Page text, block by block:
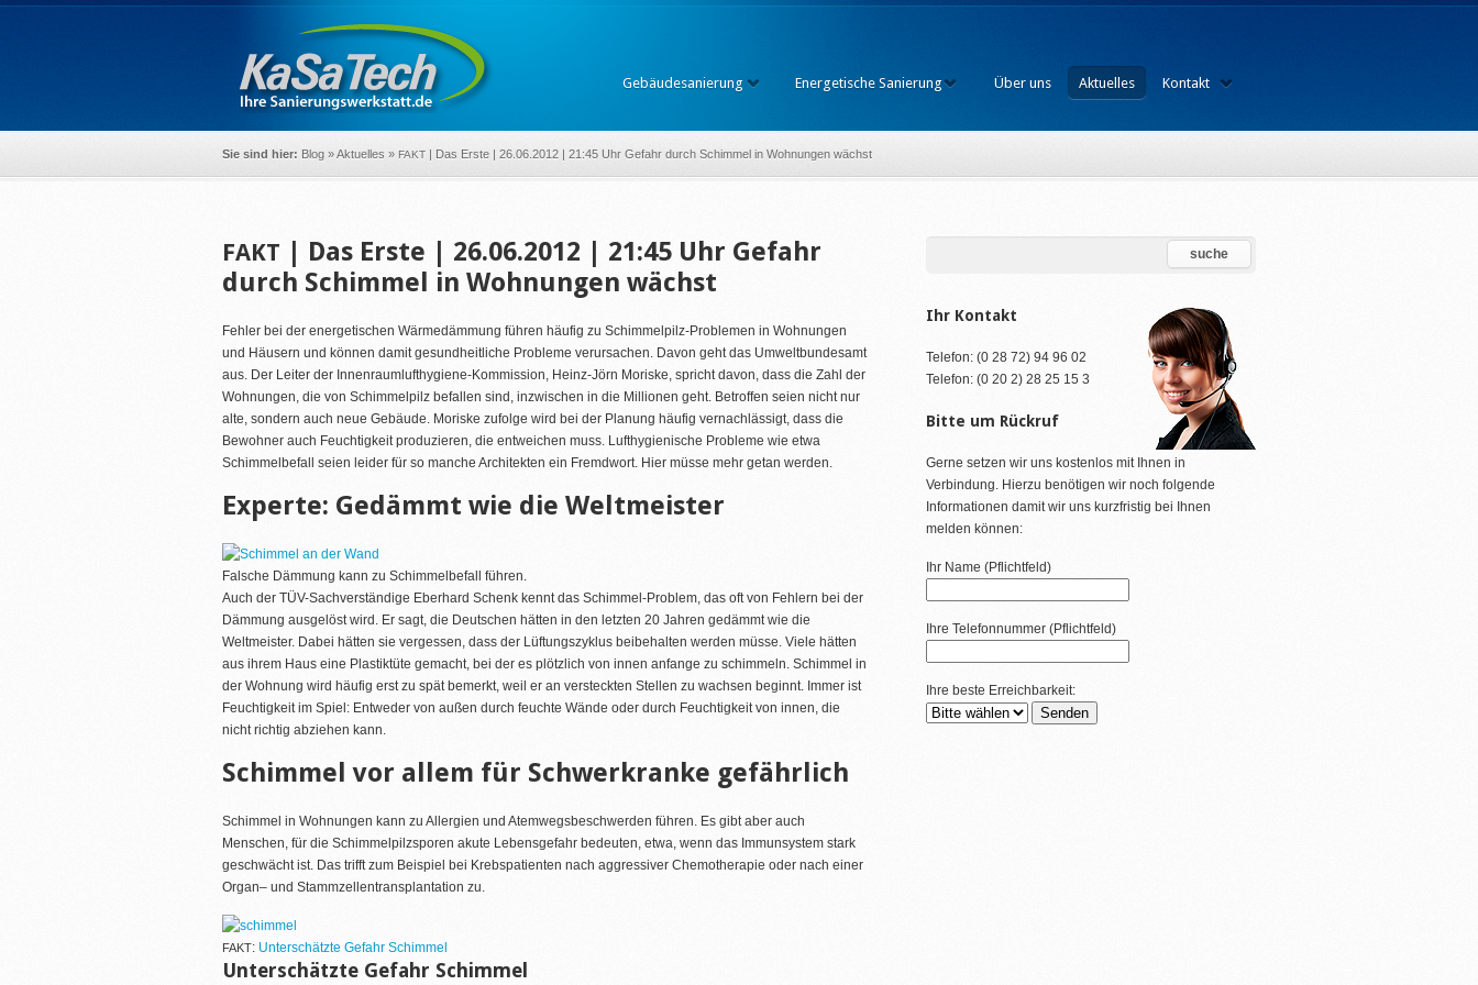
Gebäudesanierung Energetische Sanierung Über uns Aktuelles Kontakt
Sie sind hier: Blog »Aktuelles » FAKT | Das Erste | 26.06.2012 | 21:45 Uhr Gefahr durch Schimmel in Wohnungen wächst
FAKT | Das Erste | 26.06.2012 | 21:45 Uhr Gefahr
durch Schimmel in Wohnungen wächst
Fehler bei der energetischen Wärmedämmung führen häufig zu Schimmelpilz-Problemen in Wohnungen
und Häusern und können damit gesundheitliche Probleme verursachen. Davon geht das Umweltbundesamt
aus. Der Leiter der Innenraumlufthygiene-Kommission, Heinz-Jörn Moriske, spricht davon, dass die Zahl der
Wohnungen, die von Schimmelpilz befallen sind, inzwischen in die Millionen geht. Betroffen seien nicht nur
alte, sondern auch neue Gebäude. Moriske zufolge wird bei der Planung häufig vernachlässigt, dass die
Bewohner auch Feuchtigkeit produzieren, die entweichen muss. Lufthygienische Probleme wie etwa
Schimmelbefall seien leider für so manche Architekten ein Fremdwort. Hier müsse mehr getan werden.
Experte: Gedämmt wie die Weltmeister
Falsche Dämmung kann zu Schimmelbefall führen.
Auch der TÜV-Sachverständige Eberhard Schenk kennt das Schimmel-Problem, das oft von Fehlern bei der
Dämmung ausgelöst wird. Er sagt, die Deutschen hätten in den letzten 20 Jahren gedämmt wie die
Weltmeister. Dabei hätten sie vergessen, dass der Lüftungszyklus beibehalten werden müsse. Viele hätten
aus ihrem Haus eine Plastiktüte gemacht, bei der es plötzlich von innen anfange zu schimmeln. Schimmel in
der Wohnung wird häufig erst zu spät bemerkt, weil er an versteckten Stellen zu wachsen beginnt. Immer ist
Feuchtigkeit im Spiel: Entweder von außen durch feuchte Wände oder durch Feuchtigkeit von innen, die
nicht richtig abziehen kann.
Schimmel vor allem für Schwerkranke gefährlich
Schimmel in Wohnungen kann zu Allergien und Atemwegsbeschwerden führen. Es gibt aber auch
Menschen, für die Schimmelpilzsporen akute Lebensgefahr bedeuten, etwa, wenn das Immunsystem stark
geschwächt ist. Das trifft zum Beispiel bei Krebspatienten nach aggressiver Chemotherapie oder nach einer
Organ– und Stammzellentransplantation zu.
FAKT: Unterschätzte Gefahr Schimmel
Unterschätzte Gefahr Schimmel
Ihr Kontakt
Telefon: (0 28 72) 94 96 02
Telefon: (0 20 2) 28 25 15 3
Bitte um Rückruf
Gerne setzen wir uns kostenlos mit Ihnen in
Verbindung. Hierzu benötigen wir noch folgende
Informationen damit wir uns kurzfristig bei Ihnen
melden können:
Ihr Name (Pflichtfeld)
Ihre Telefonnummer (Pflichtfeld)
Ihre beste Erreichbarkeit: